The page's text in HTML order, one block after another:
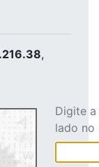
,
Digite
lado no